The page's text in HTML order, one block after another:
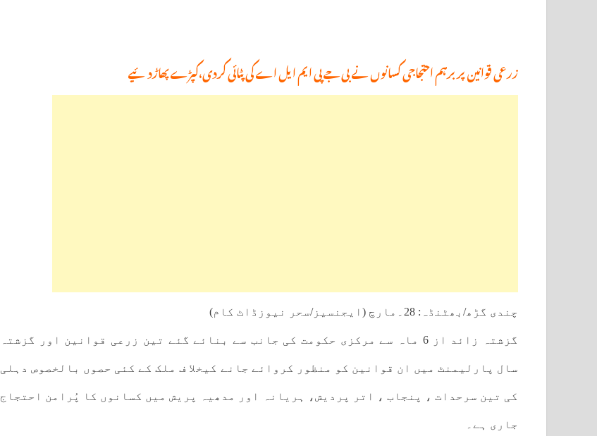
زرعی قوانین پر برہم احتجاجی کسانوں نے بی جے پی ایم ایل اے کی پٹائی کردی،کپڑے پھاڑدئیے
چندی گڑھ/بھٹنڈہ: 28۔مارچ (ایجنسیز/سحر نیوزڈاٹ کام)
گزشتہ زائد از 6 ماہ سے مرکزی حکومت کی جانب سے بنائے گئے تین زرعی قوانین اور گزشتہ
سال پارلیمنٹ میں ان قوانین کو منظور کروائے جانے کیخلا ف ملک کے کئی حصوں بالخصوص دہلی
کی تین سرحدات ، پنجاب ، اتر پردیش، ہریانہ اور مدھیہ پریش میں کسانوں کا پُرامن احتجاج
جاری ہے۔